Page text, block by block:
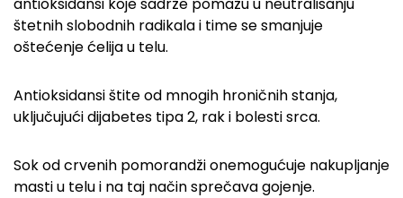
štetnih slobodnih radikala i time se smanjuje
oštećenje ćelija u telu.
Antioksidansi štite od mnogih hroničnih stanja,
uključujući dijabetes tipa 2, rak i bolesti srca.
Sok od crvenih pomorandži onemogućuje nakupljanje
masti u telu i na taj način sprečava gojenje.